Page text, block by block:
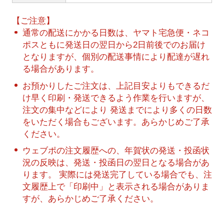
【ご注意】
通常の配送にかかる日数は、ヤマト宅急便・ネコ
ポスともに発送日の翌日から2日前後でのお届け
となりますが、個別の配送事情により配達が遅れ
る場合があります。
お預かりしたご注文は、上記目安よりもできるだ
け早く印刷・発送できるよう作業を行いますが、
注文の集中などにより 発送までにより多くの日数
をいただく場合もございます。あらかじめご了承
ください。
ウェブポの注文履歴への、年賀状の発送・投函状
況の反映は、発送・投函日の翌日となる場合があ
ります。 実際には発送完了している場合でも、注
文履歴上で「印刷中」と表示される場合がありま
すが、あらかじめご了承ください。